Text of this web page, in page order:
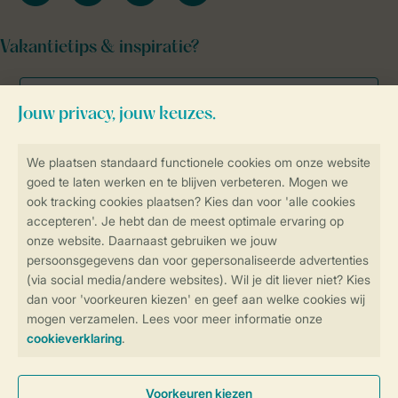
Controle over jouw gegevens &
Veilig en snel online boeken
Veilige gegevensoverdracht
Veilige betaling
Vakantietips & inspiratie?